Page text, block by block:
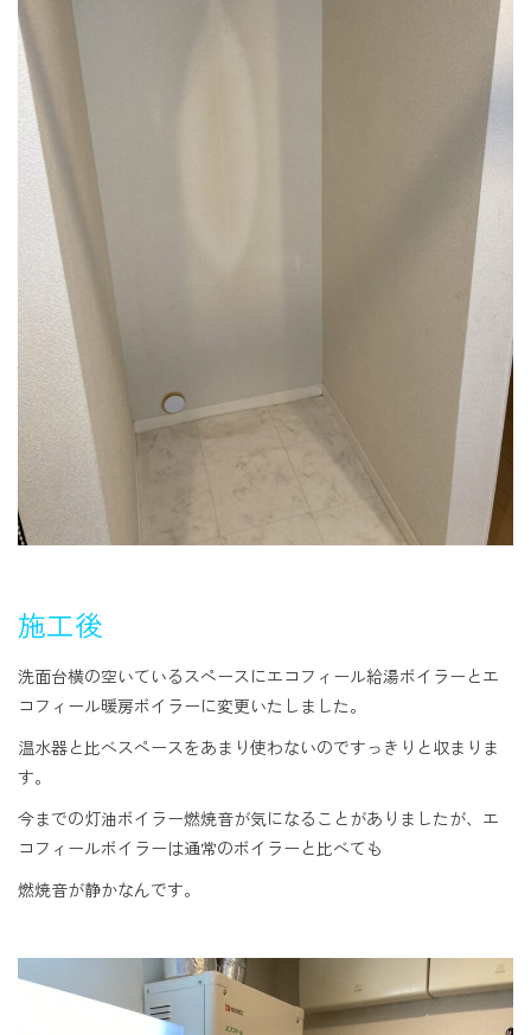
施工後
洗面台横の空いているスペースにエコフィール給湯ボイラーとエ
コフィール暖房ボイラーに変更いたしました。
温水器と比べスペースをあまり使わないのですっきりと収まりま
す。
今までの灯油ボイラー燃焼音が気になることがありましたが、エ
コフィールボイラーは通常のボイラーと比べても
燃焼音が静かなんです。